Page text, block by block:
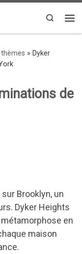
Search
» Dyker
de
Brooklyn, un
Dyker Heights
en
maison